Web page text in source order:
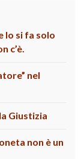
lo si fa solo
c’è.
nel
Giustizia
non è un